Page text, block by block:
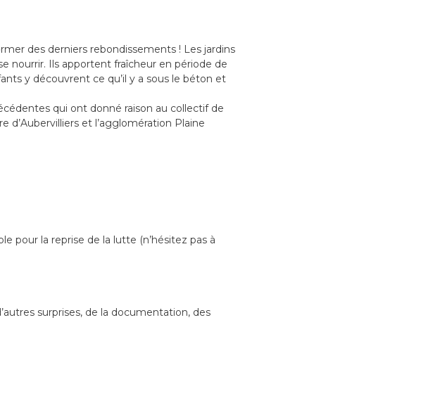
des derniers rebondissements ! Les jardins
nourrir. Ils apportent fraîcheur en période de
y découvrent ce qu’il y a sous le béton et
qui ont donné raison au collectif de
d’Aubervilliers et l’agglomération Plaine
pour la reprise de la lutte (n’hésitez pas à
surprises, de la documentation, des